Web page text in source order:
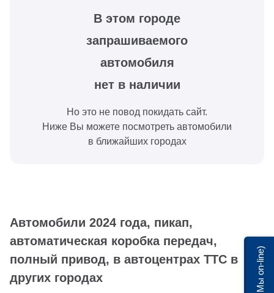
В этом городе
запрашиваемого
автомобиля
нет в наличии
Но это не повод покидать сайт.
Ниже Вы можете посмотреть автомобили
в ближайших городах
Автомобили 2024 года, пикап,
автоматическая коробка передач,
полный привод, в автоцентрах ТТС в
других городах
Мы on-line)